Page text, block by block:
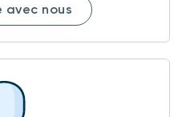
avec nous